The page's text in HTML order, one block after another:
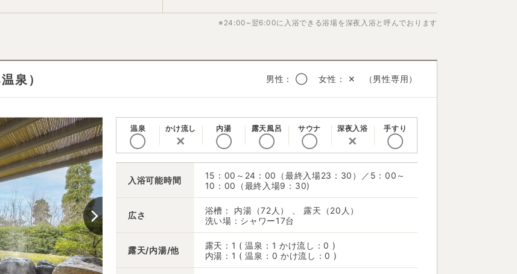
※24:00~翌6:00に入浴できる浴場を深夜入浴と呼んでおります
泉） 男性： ◯ 女性： ✕ （男性専用）
温泉
◯
かけ流し
✕
内湯
◯
露天風呂
◯
サウナ
◯
深夜入浴
✕
手すり
◯
入浴可能時間
15：00～24：00（最終入場23：30）／5：00～
10：00（最終入場9：30)
広さ
浴槽： 内湯（72人） 、 露天（20人）
洗い場：シャワー17台
露天/内湯/他
露天：1 ( 温泉：1 かけ流し：0 )
内湯：1 ( 温泉：0 かけ流し：0 )